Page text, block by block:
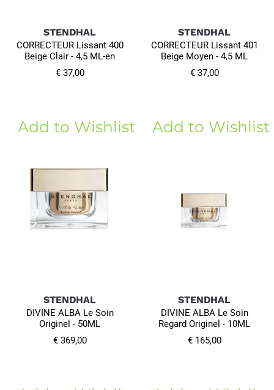
STENDHAL
CORRECTEUR Lissant 400
Beige Clair - 4,5 ML-en
€ 37,00
STENDHAL
CORRECTEUR Lissant 401
Beige Moyen - 4,5 ML
€ 37,00
Add to Wishlist
STENDHAL
DIVINE ALBA Le Soin
Originel - 50ML
€ 369,00
Add to Wishlist
STENDHAL
DIVINE ALBA Le Soin
Regard Originel - 10ML
€ 165,00